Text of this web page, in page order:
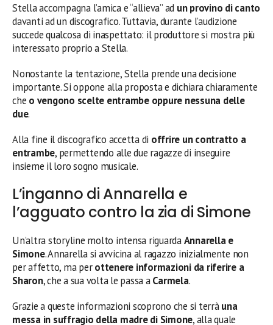
Stella accompagna l’amica e “allieva” ad un provino di canto
davanti ad un discografico. Tuttavia, durante l’audizione
succede qualcosa di inaspettato: il produttore si mostra più
interessato proprio a Stella.
Nonostante la tentazione, Stella prende una decisione
importante. Si oppone alla proposta e dichiara chiaramente
che o vengono scelte entrambe oppure nessuna delle
due.
Alla fine il discografico accetta di offrire un contratto a
entrambe, permettendo alle due ragazze di inseguire
insieme il loro sogno musicale.
L’inganno di Annarella e
l’agguato contro la zia di Simone
Un’altra storyline molto intensa riguardaAnnarella e
Simone. Annarella si avvicina al ragazzo inizialmente non
per affetto, ma perottenere informazioni da riferire a
Sharon, che a sua volta le passa aCarmela.
Grazie a queste informazioni scoprono che si terràuna
messa in suffragio della madre di Simone, alla quale